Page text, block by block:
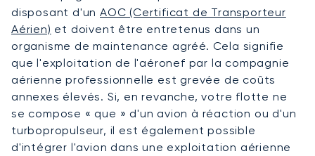
disposant d'unAOC (Certificat de Transporteur
Aérien) et doivent être entretenus dans un
organisme de maintenance agréé. Cela signifie
que l'exploitation de l'aéronef par la compagnie
aérienne professionnelle est grevée de coûts
annexes élevés. Si, en revanche, votre flotte ne
se compose « que » d'un avion à réaction ou d'un
turbopropulseur, il est également possible
d'intégrer l'avion dans une exploitation aérienne